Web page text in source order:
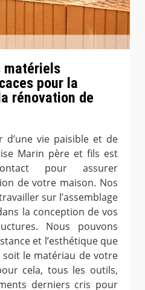
matériels
pour la
rénovation de
vie paisible et de
Marin père et fils est
pour assurer
de votre maison. Nos
sur l’assemblage
la conception de vos
Nous pouvons
et l’esthétique que
le matériau de votre
cela, tous les outils,
derniers cris pour